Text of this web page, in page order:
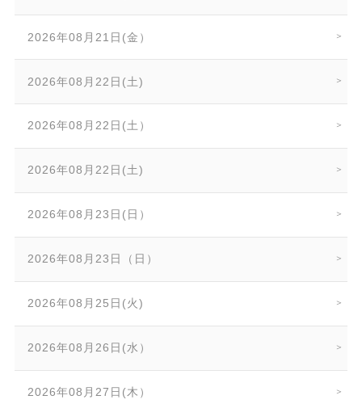
2026年08月21日(金）
2026年08月22日(土)
2026年08月22日(土）
2026年08月22日(土)
2026年08月23日(日）
2026年08月23日（日）
2026年08月25日(火)
2026年08月26日(水）
2026年08月27日(木）